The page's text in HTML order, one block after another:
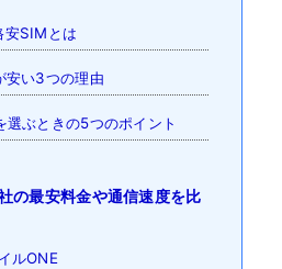
安SIMとは
安い3つの理由
選ぶときの5つのポイント
の最安料金や通信速度を比
ルONE